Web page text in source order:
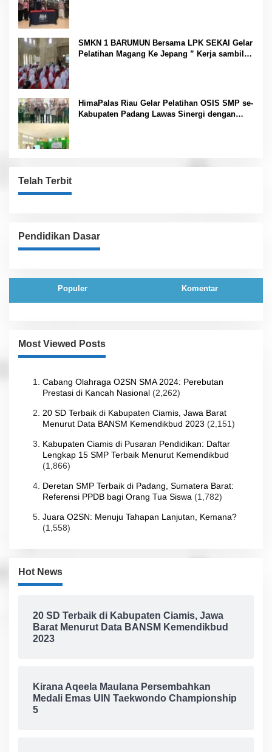
SMKN 1 BARUMUN Bersama LPK SEKAI Gelar
Pelatihan Magang Ke Jepang ” Kerja sambil
HimaPalas Riau Gelar Pelatihan OSIS SMP se-
Kabupaten Padang Lawas Sinergi dengan
Telah Terbit
Pendidikan Dasar
Populer Komentar
Most Viewed Posts
Cabang Olahraga O2SN SMA 2024: Perebutan
Prestasi di Kancah Nasional (2,262)
20 SD Terbaik di Kabupaten Ciamis, Jawa Barat
Menurut Data BANSM Kemendikbud 2023 (2,151)
Kabupaten Ciamis di Pusaran Pendidikan: Daftar
Lengkap 15 SMP Terbaik Menurut Kemendikbud
(1,866)
Deretan SMP Terbaik di Padang, Sumatera Barat:
Referensi PPDB bagi Orang Tua Siswa (1,782)
Juara O2SN: Menuju Tahapan Lanjutan, Kemana?
(1,558)
Hot News
20 SD Terbaik di Kabupaten Ciamis, Jawa
Barat Menurut Data BANSM Kemendikbud
2023
Kirana Aqeela Maulana Persembahkan
Medali Emas UIN Taekwondo Championship
5